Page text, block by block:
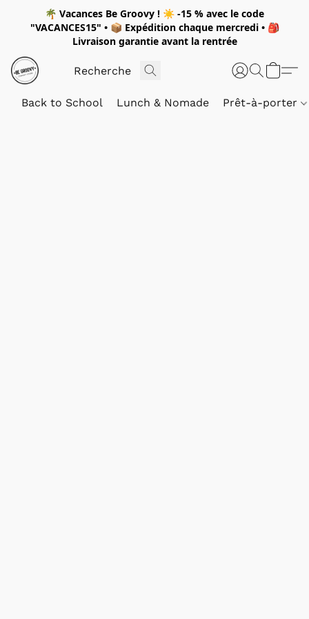
🌴 Vacances Be Groovy ! ☀️ -15 % avec le code
"VACANCES15" • 📦 Expédition chaque mercredi• 🎒
Livraison garantie avant la rentrée
Back to School Lunch & Nomade Prêt-à-porter